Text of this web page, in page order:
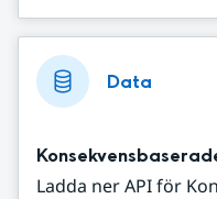
Data
Ladda ner API för